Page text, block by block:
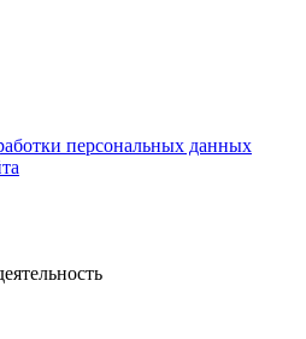
персональных данных